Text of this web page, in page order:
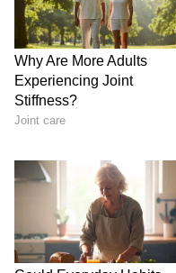
ಮಾಡಬಹುದು:
1. ತರಕಾರಿಗಳನ್ನು
ತರಕಾರಿಗಳನ್ನು ತಂದ
ಸಂಪೂರ್ಣವಾಗಿ
ಹರಿದುಹೋಗುತ್ತದೆ.
2. ಟಿಶ್ಯೂ ಪೇಪರ್
ಪ್ಲಾಸ್ಟಿಕ್ ಕವರ್ ಅಥವಾ